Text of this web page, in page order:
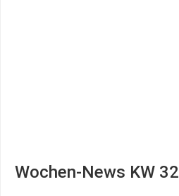
Wochen-News KW 32